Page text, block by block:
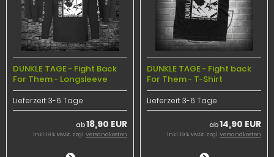
DUNKLE TAGE - Fight Back
For Them - Longsleeve
Lieferzeit:3-6 Tage
ab18,90 EUR
inkl. 19 % MwSt. zzgl.Versandkosten
DUNKLE TAGE - Fight back
For Them - T-Shirt
Lieferzeit:3-6 Tage
ab14,90 EUR
inkl. 19 % MwSt. zzgl.Versandkosten